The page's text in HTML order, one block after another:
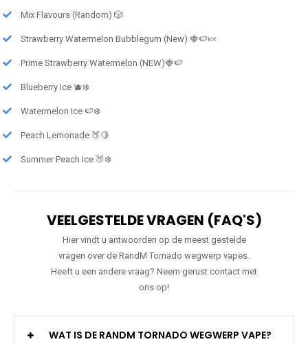
Mix Flavours (Random) 🎲
Strawberry Watermelon Bubblegum (New) 🍓🍉🍬
Prime Strawberry Watermelon (NEW)🍓🍉
Blueberry Ice 🫐❄️
Watermelon Ice 🍉❄️
Peach Lemonade 🍑🍋
Summer Peach Ice 🍑❄️
VEELGESTELDE VRAGEN (FAQ'S)
Hier vindt u antwoorden op de meest gestelde
vragen over de RandM Tornado wegwerp vapes.
Heeft u een andere vraag? Neem gerust contact met
ons op!
WAT IS DE RANDM TORNADO WEGWERP VAPE?